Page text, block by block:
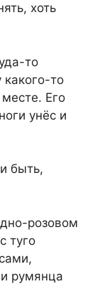
хоть
то
какого-то
Его
унёс и
быть,
розовом
туго
румянца